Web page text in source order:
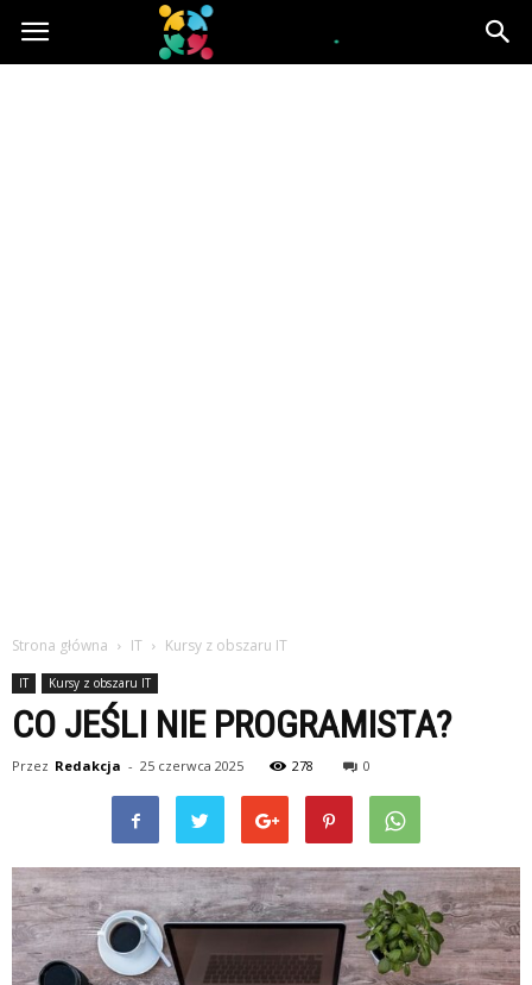
iGroup.pl
Strona główna IT Kursy z obszaru IT
IT Kursy z obszaru IT
CO JEŚLI NIE PROGRAMISTA?
Przez Redakcja - 25 czerwca 2025 278 0